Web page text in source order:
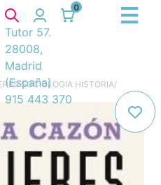
0
Tutor 57.
28008,
Madrid
(España)
915 443 370
SOCIOLOGIA HISTORIA/